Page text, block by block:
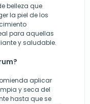
belleza que
la piel de los
para aquellas
y saludable.
aplicar
y seca del
hasta que se